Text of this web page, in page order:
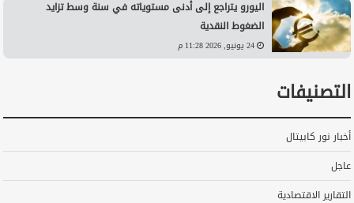
اليورو يتراجع إلى أدنى مستوياته في سنة وسط تزايد
الضغوط النقدية
24 يونيو, 2026 11:28 م
التصنيفات
أخبار نور كابيتال
عاجل
التقارير الاقتصادية